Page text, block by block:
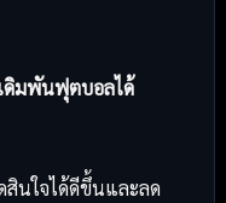
ดิมพันฟุตบอลได้
สินใจได้ดีขึ้นและลด